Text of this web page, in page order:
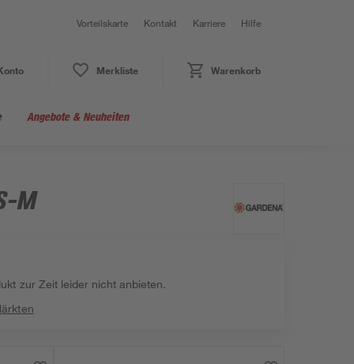
Vorteilskarte Kontakt Karriere Hilfe
Merkliste Warenkorb
Angebote & Neuheiten
M
zur Zeit leider nicht anbieten.